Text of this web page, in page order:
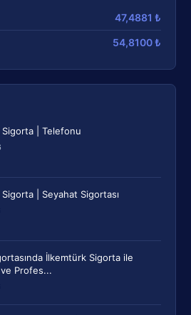
47,4881 ₺
54,8100 ₺
| Telefonu
| Seyahat Sigortası
İlkemtürk Sigorta ile
Profes...